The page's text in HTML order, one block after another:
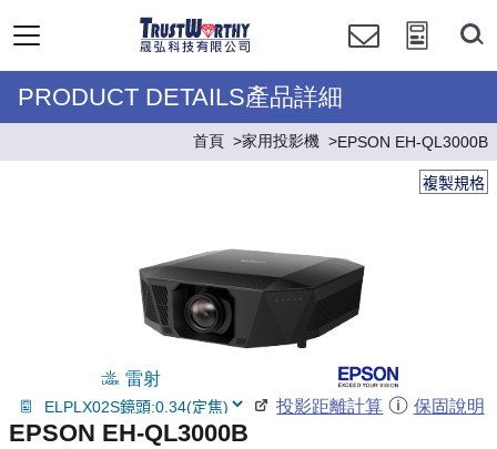
PRODUCT DETAILS產品詳細
首頁 家用投影機 EPSON EH-QL3000B
複製規格
雷射
投影距離計算
保固說明
EPSON EH-QL3000B